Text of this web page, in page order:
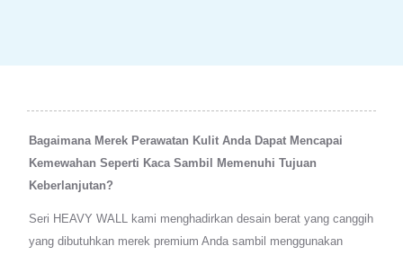
Bagaimana Merek Perawatan Kulit Anda Dapat Mencapai
Kemewahan Seperti Kaca Sambil Memenuhi Tujuan
Keberlanjutan?
Seri HEAVY WALL kami menghadirkan desain berat yang canggih
yang dibutuhkan merek premium Anda sambil menggunakan